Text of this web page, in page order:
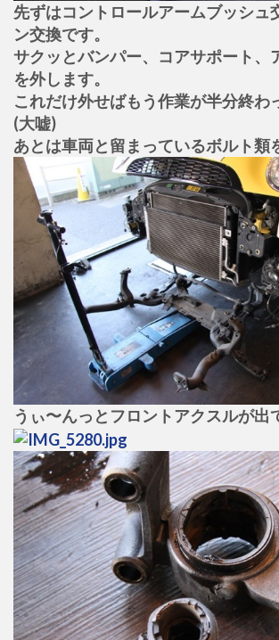
先ずはコントロールアームブッシュ
ン交換です。
サクッとバンパー、コアサポート、
を外します。
これだけ外せばもう作業が半分終わ
(大嘘)
あとは車両と留まっているボルト類
うぃ〜んっとフロントアクスルが出